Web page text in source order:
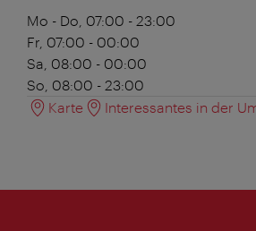
Mo - Do, 07:00 - 23:00
Fr, 07:00 - 00:00
Sa, 08:00 - 00:00
So, 08:00 - 23:00
Karte
Interessantes in der